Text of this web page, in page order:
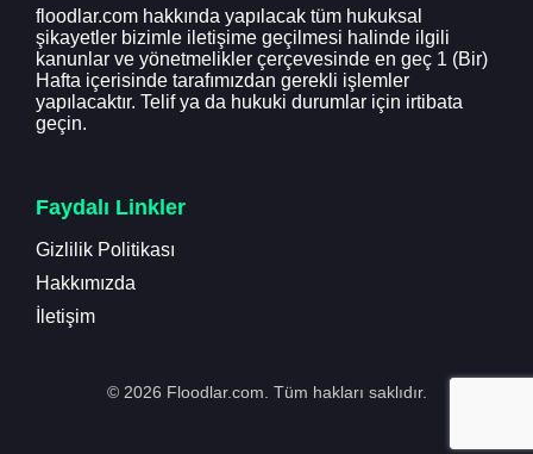
floodlar.com hakkında yapılacak tüm hukuksal
şikayetler bizimle iletişime geçilmesi halinde ilgili
kanunlar ve yönetmelikler çerçevesinde en geç 1 (Bir)
Hafta içerisinde tarafımızdan gerekli işlemler
yapılacaktır. Telif ya da hukuki durumlar için irtibata
geçin.
Faydalı Linkler
Gizlilik Politikası
Hakkımızda
İletişim
© 2026 Floodlar.com. Tüm hakları saklıdır.